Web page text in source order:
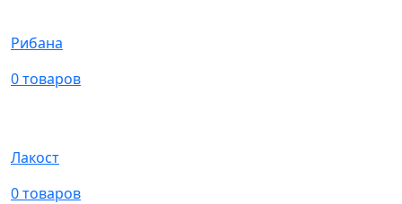
Рибана
0 товаров
Лакост
0 товаров